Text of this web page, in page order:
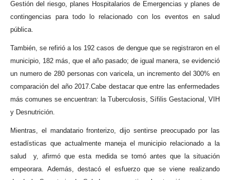
Gestión del riesgo, planes Hospitalarios de Emergencias y planes de
contingencias para todo lo relacionado con los eventos en salud
pública.
También, se refirió a los 192 casos de dengue que se registraron en el
municipio, 182 más, que el año pasado; de igual manera, se evidenció
un numero de 280 personas con varicela, un incremento del 300% en
comparación del año 2017.Cabe destacar que entre las enfermedades
más comunes se encuentran: la Tuberculosis, Sífilis Gestacional, VIH
y Desnutrición.
Mientras, el mandatario fronterizo, dijo sentirse preocupado por las
estadísticas que actualmente maneja el municipio relacionado a la
salud
y, afirmó que esta medida se tomó antes que la situación
empeorara. Además, destacó el esfuerzo que se viene realizando